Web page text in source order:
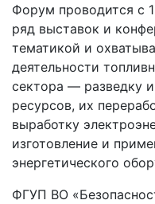
Форум проводится с
ряд выставок и
тематикой и
деятельности
сектора — разведку и
ресурсов, их
выработку
изготовление и
энергетического
ФГУП ВО